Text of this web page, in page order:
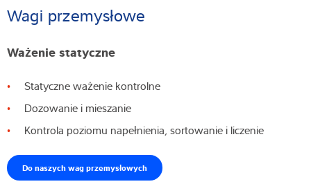
Wagi przemysłowe
Ważenie statyczne
Statyczne ważenie kontrolne
Dozowanie i mieszanie
Kontrola poziomu napełnienia, sortowanie i liczenie
Do naszych wag przemysłowych